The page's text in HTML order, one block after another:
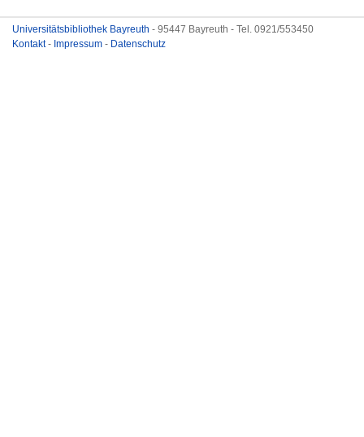
Universitätsbibliothek Bayreuth - 95447 Bayreuth - Tel. 0921/553450
Kontakt- Impressum - Datenschutz